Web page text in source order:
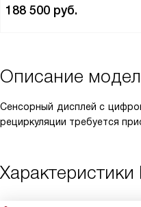
188 500 руб.
Описание
Сенсорный дисплей с
рециркуляции требуется
Характеристики